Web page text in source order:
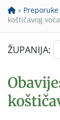
»
koštičavog voća
ŽUPANIJA: